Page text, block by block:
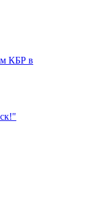
КБР в